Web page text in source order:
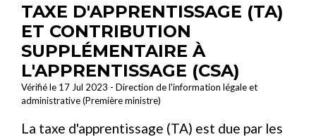
TAXE D'APPRENTISSAGE (TA)
ET CONTRIBUTION
SUPPLÉMENTAIRE À
L'APPRENTISSAGE (CSA)
Vérifié le 17 Jul 2023 - Direction de l'information légale et
administrative (Première ministre)
La taxe d'apprentissage (TA) est due par les